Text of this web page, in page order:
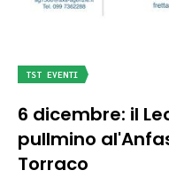
TST EVENTI
6 dicembre: il
pullmino
Torraco